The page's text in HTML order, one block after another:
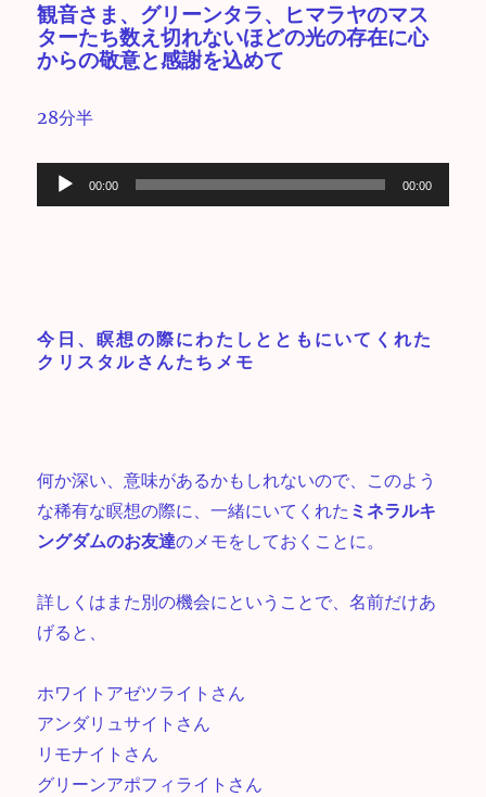
観音さま、グリーンタラ、ヒマラヤのマス
ターたち数え切れないほどの光の存在に心
からの敬意と感謝を込めて
28分半
声
ヤ
ー
00:00 00:00
今日、瞑想の際にわたしとともにいてくれた
クリスタルさんたちメモ
何か深い、意味があるかもしれないので、このよう
な稀有な瞑想の際に、一緒にいてくれた ミネラルキ
ングダムのお友達のメモをしておくことに。
詳しくはまた別の機会にということで、名前だけあ
げると、
ホワイトアゼツライトさん
アンダリュサイトさん
リモナイトさん
グリーンアポフィライトさん